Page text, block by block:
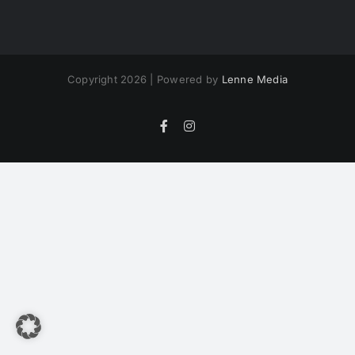
Copyright 2026 | Powered by Lenne Media
FacebookInstagram